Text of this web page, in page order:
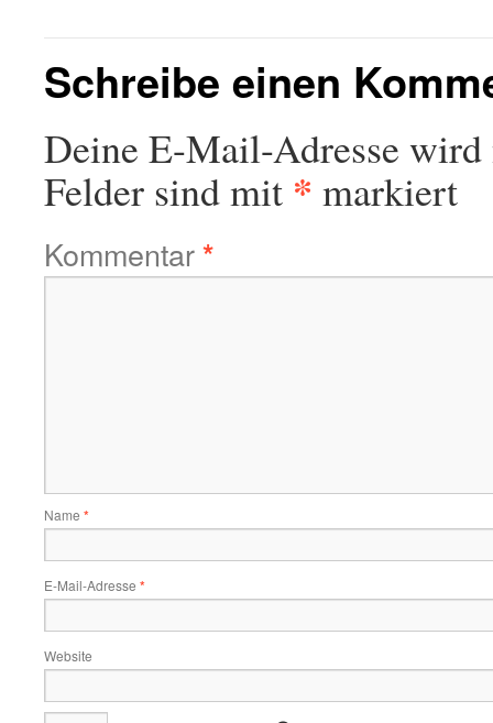
Schreibe einen
Deine E-Mail-Adresse
Felder sind mit * markiert
Kommentar*
Name *
E-Mail-Adresse *
Website